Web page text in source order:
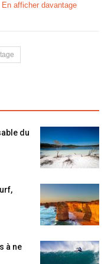
En afficher davantage
du
à ne